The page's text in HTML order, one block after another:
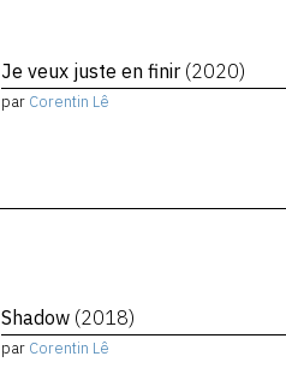
Je veux juste en finir (2020)
par Corentin Lê
Shadow (2018)
par Corentin Lê